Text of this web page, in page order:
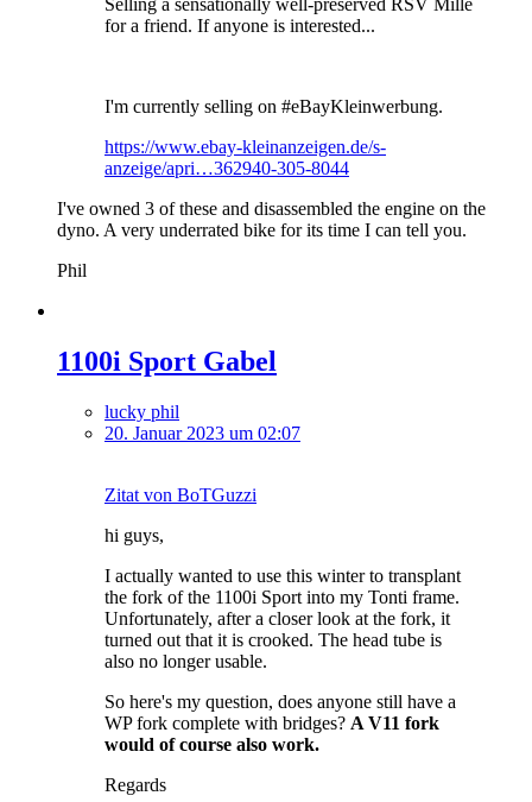
for a friend. If anyone is interested...
I'm currently selling on #eBayKleinwerbung.
https://www.ebay-kleinanzeigen.de/s-
anzeige/apri…362940-305-8044
I've owned 3 of these and disassembled the engine on the
dyno. A very underrated bike for its time I can tell you.
Phil
1100i Sport Gabel
lucky phil
20. Januar 2023 um 02:07
Zitat von BoTGuzzi
hi guys,
I actually wanted to use this winter to transplant
the fork of the 1100i Sport into my Tonti frame.
Unfortunately, after a closer look at the fork, it
turned out that it is crooked. The head tube is
also no longer usable.
So here's my question, does anyone still have a
WP fork complete with bridges? A V11 fork
would of course also work.
Regards